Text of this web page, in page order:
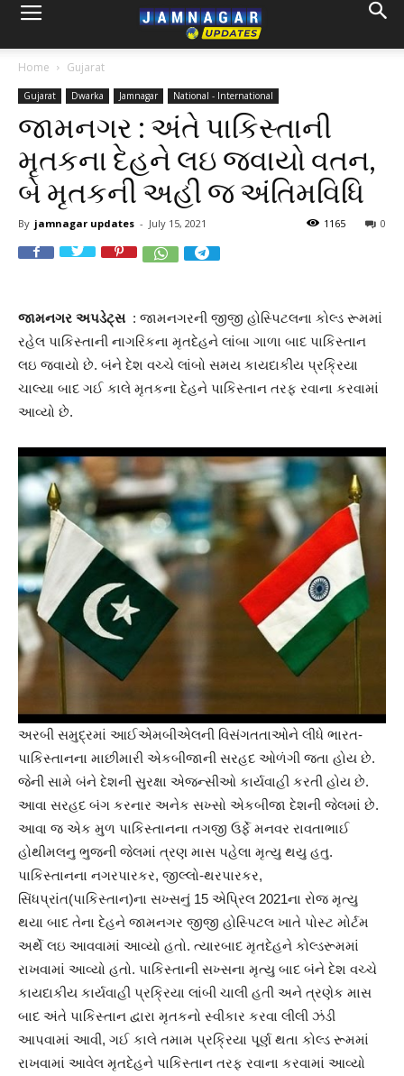
Home Gujarat
Gujarat Dwarka Jamnagar National - International
જામનગર : અંતે પાકિસ્તાની
મૃતકના દેહને લઇ જવાયો વતન,
બે મૃતકની અહી જ અંતિમવિધિ
By jamnagar updates - July 15, 2021 0
1165
જામનગર અપડેટ્સ : જામનગરની જીજી હોસ્પિટલના કોલ્ડ રૂમમાં
રહેલ પાકિસ્તાની નાગરિકના મૃતદેહને લાંબા ગાળા બાદ પાકિસ્તાન
લઇ જવાયો છે. બંને દેશ વચ્ચે લાંબો સમય કાયદાકીય પ્રક્રિયા
ચાલ્યા બાદ ગઈ કાલે મૃતકના દેહને પાકિસ્તાન તરફ રવાના કરવામાં
આવ્યો છે.
અરબી સમુદ્રમાં આઈએમબીએલની વિસંગતતાઓને લીધે ભારત-
પાકિસ્તાનના માછીમારી એકબીજાની સરહદ ઓળંગી જતા હોય છે.
જેની સામે બંને દેશની સુરક્ષા એજન્સીઓ કાર્યવાહી કરતી હોય છે.
આવા સરહદ બંગ કરનાર અનેક સખ્સો એકબીજા દેશની જેલમાં છે.
આવા જ એક મુળ પાકિસ્તાનના તગજી ઉર્ફે મનવર રાવતાભાઈ
હોથીમલનુ ભુજની જેલમાં ત્રણ માસ પહેલા મૃત્યુ થયુ હતુ.
પાકિસ્તાનના નગરપારકર, જીલ્લો-થરપારકર,
સિંધપ્રાંત(પાકિસ્તાન)ના સખ્સનું 15 એપ્રિલ 2021ના રોજ મૃત્યુ
થયા બાદ તેના દેહને જામનગર જીજી હોસ્પિટલ ખાતે પોસ્ટ મોર્ટમ
અર્થે લઇ આવવામાં આવ્યો હતો. ત્યારબાદ મૃતદેહને કોલ્ડરૂમમાં
રાખવામાં આવ્યો હતો. પાકિસ્તાની સખ્સના મૃત્યુ બાદ બંને દેશ વચ્ચે
કાયદાકીય કાર્યવાહી પ્રક્રિયા લાંબી ચાલી હતી અને ત્રણેક માસ
બાદ અંતે પાકિસ્તાન દ્વારા મૃતકનો સ્વીકાર કરવા લીલી ઝંડી
આપવામાં આવી, ગઈ કાલે તમામ પ્રક્રિયા પૂર્ણ થતા કોલ્ડ રૂમમાં
રાખવામાં આવેલ મૃતદેહને પાકિસ્તાન તરફ રવાના કરવામાં આવ્યો